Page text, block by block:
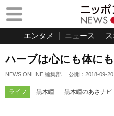
エンタメ ニュース
ハーブは心にも体に
NEWS ONLINE 編集部 公開： 2018-09-20
ライフ 黒木瞳 黒木瞳のあさナビ